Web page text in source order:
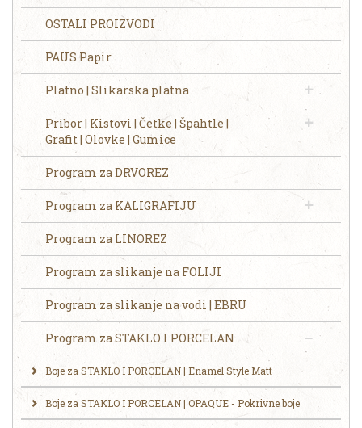
OSTALI PROIZVODI
PAUS Papir
Platno | Slikarska platna
Pribor | Kistovi | Četke | Špahtle |
Grafit | Olovke | Gumice
Program za DRVOREZ
Program za KALIGRAFIJU
Program za LINOREZ
Program za slikanje na FOLIJI
Program za slikanje na vodi | EBRU
Program za STAKLO I PORCELAN
Boje za STAKLO I PORCELAN | Enamel Style Matt
Boje za STAKLO I PORCELAN | OPAQUE - Pokrivne boje